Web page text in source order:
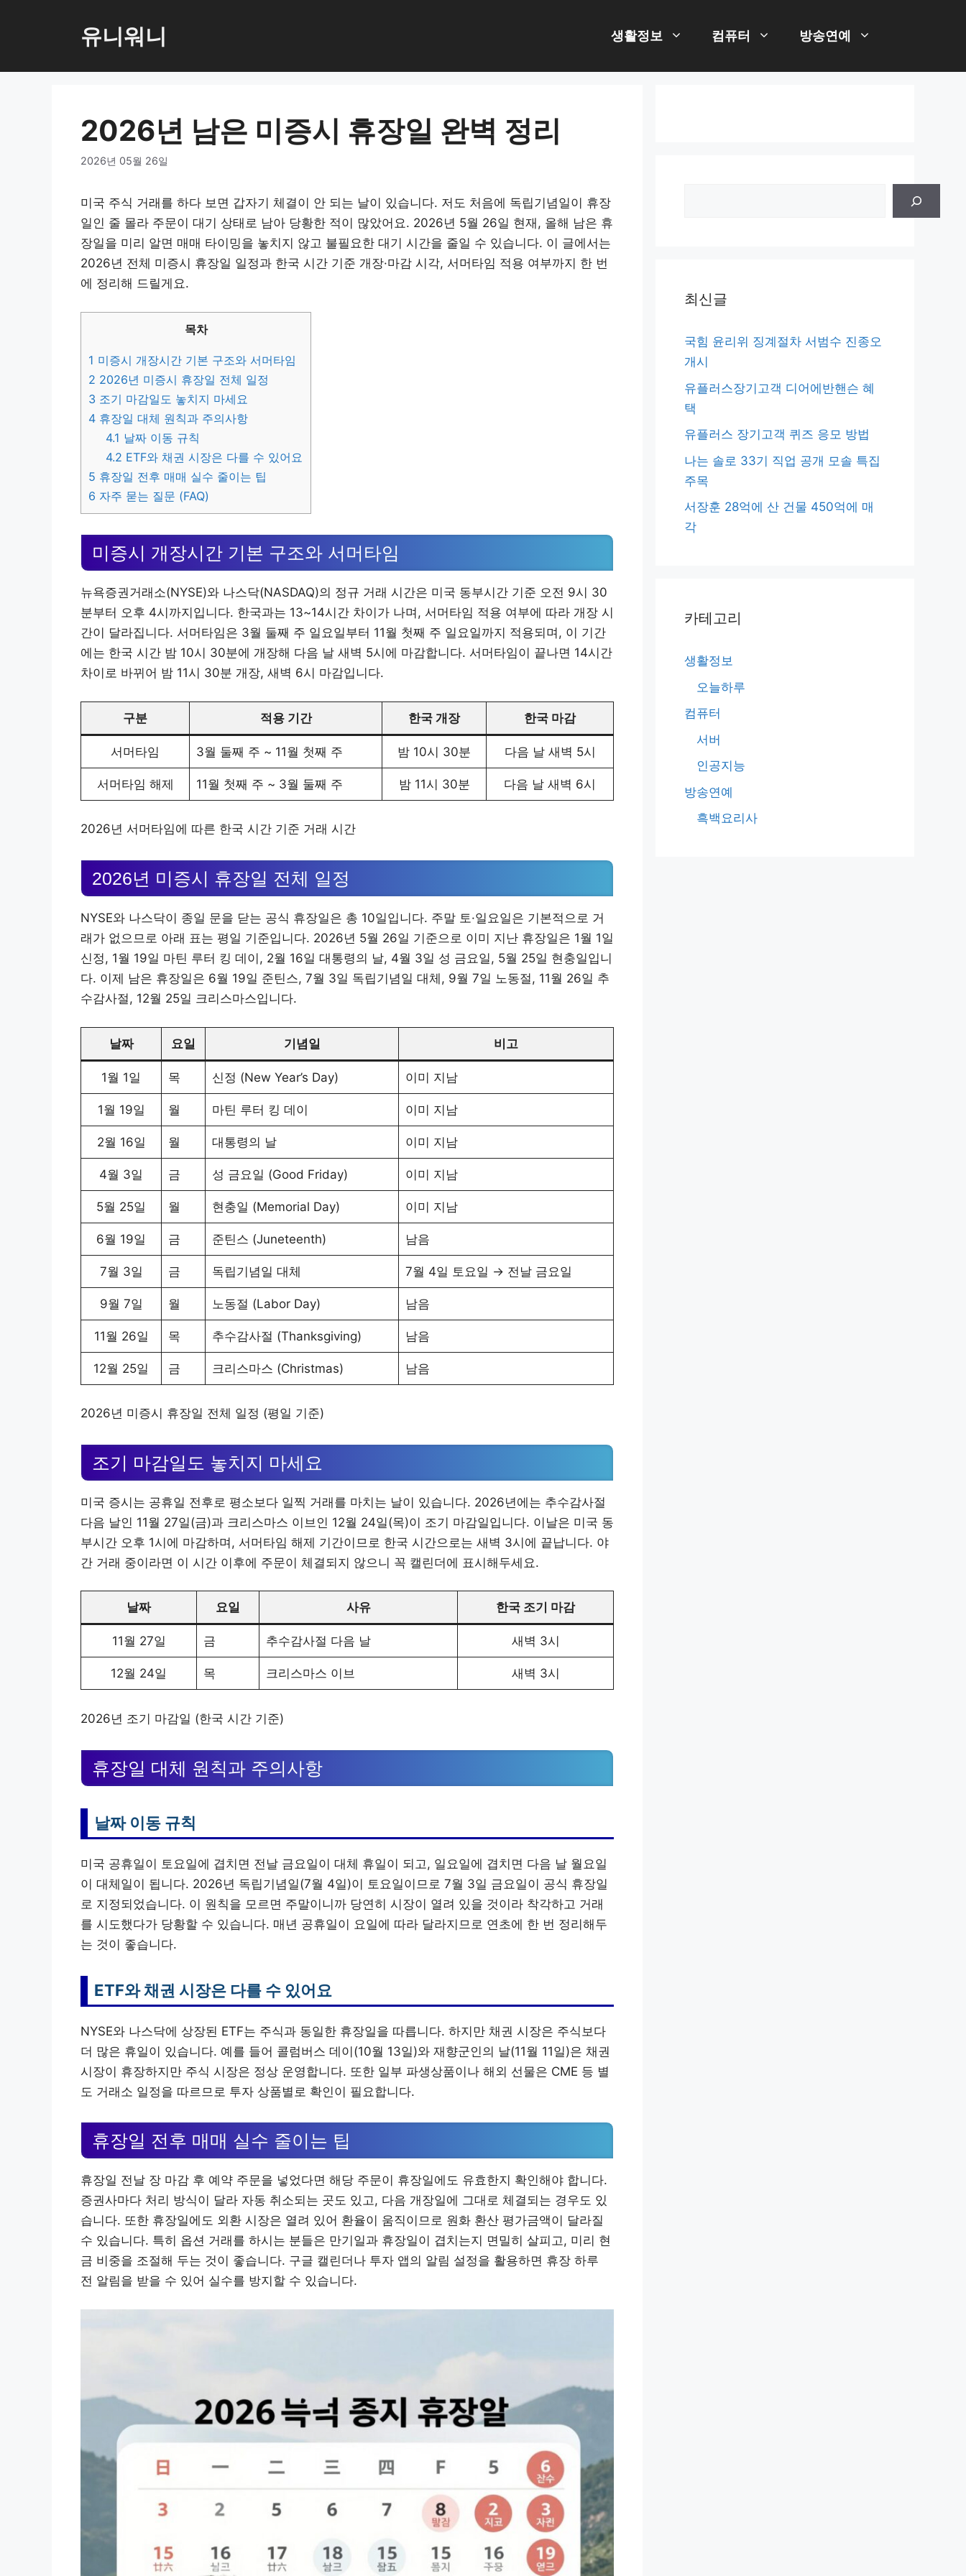
로
유니워니 생활정보 컴퓨터 방송연예
2026년 남은 미증시 휴장일 완벽 정리
2026년 05월 26일
미국 주식 거래를 하다 보면 갑자기 체결이 안 되는 날이 있습니다. 저도 처음에 독립기념일이 휴장
일인 줄 몰라 주문이 대기 상태로 남아 당황한 적이 많았어요. 2026년 5월 26일 현재, 올해 남은 휴
장일을 미리 알면 매매 타이밍을 놓치지 않고 불필요한 대기 시간을 줄일 수 있습니다. 이 글에서는
2026년 전체 미증시 휴장일 일정과 한국 시간 기준 개장·마감 시각, 서머타임 적용 여부까지 한 번
에 정리해 드릴게요.
목차
1 미증시 개장시간 기본 구조와 서머타임
2 2026년 미증시 휴장일 전체 일정
3 조기 마감일도 놓치지 마세요
4 휴장일 대체 원칙과 주의사항
4.1 날짜 이동 규칙
4.2 ETF와 채권 시장은 다를 수 있어요
5 휴장일 전후 매매 실수 줄이는 팁
6 자주 묻는 질문 (FAQ)
미증시 개장시간 기본 구조와 서머타임
뉴욕증권거래소(NYSE)와 나스닥(NASDAQ)의 정규 거래 시간은 미국 동부시간 기준 오전 9시 30
분부터 오후 4시까지입니다. 한국과는 13~14시간 차이가 나며, 서머타임 적용 여부에 따라 개장 시
간이 달라집니다. 서머타임은 3월 둘째 주 일요일부터 11월 첫째 주 일요일까지 적용되며, 이 기간
에는 한국 시간 밤 10시 30분에 개장해 다음 날 새벽 5시에 마감합니다. 서머타임이 끝나면 14시간
차이로 바뀌어 밤 11시 30분 개장, 새벽 6시 마감입니다.
구분 적용 기간 한국 개장 한국 마감
서머타임 3월 둘째 주 ~ 11월 첫째 주 밤 10시 30분 다음 날 새벽 5시
서머타임 해제 11월 첫째 주 ~ 3월 둘째 주 밤 11시 30분 다음 날 새벽 6시
2026년 서머타임에 따른 한국 시간 기준 거래 시간
2026년 미증시 휴장일 전체 일정
NYSE와 나스닥이 종일 문을 닫는 공식 휴장일은 총 10일입니다. 주말 토·일요일은 기본적으로 거
래가 없으므로 아래 표는 평일 기준입니다. 2026년 5월 26일 기준으로 이미 지난 휴장일은 1월 1일
신정, 1월 19일 마틴 루터 킹 데이, 2월 16일 대통령의 날, 4월 3일 성 금요일, 5월 25일 현충일입니
다. 이제 남은 휴장일은 6월 19일 준틴스, 7월 3일 독립기념일 대체, 9월 7일 노동절, 11월 26일 추
수감사절, 12월 25일 크리스마스입니다.
날짜 요일 기념일 비고
1월 1일 목 신정 (New Year’s Day) 이미 지남
1월 19일 월 마틴 루터 킹 데이 이미 지남
2월 16일 월 대통령의 날 이미 지남
4월 3일 금 성 금요일 (Good Friday) 이미 지남
5월 25일 월 현충일 (Memorial Day) 이미 지남
6월 19일 금 준틴스 (Juneteenth) 남음
7월 3일 금 독립기념일 대체 7월 4일 토요일 → 전날 금요일
9월 7일 월 노동절 (Labor Day) 남음
11월 26일 목 추수감사절 (Thanksgiving) 남음
12월 25일 금 크리스마스 (Christmas) 남음
2026년 미증시 휴장일 전체 일정 (평일 기준)
조기 마감일도 놓치지 마세요
미국 증시는 공휴일 전후로 평소보다 일찍 거래를 마치는 날이 있습니다. 2026년에는 추수감사절
다음 날인 11월 27일(금)과 크리스마스 이브인 12월 24일(목)이 조기 마감일입니다. 이날은 미국 동
부시간 오후 1시에 마감하며, 서머타임 해제 기간이므로 한국 시간으로는 새벽 3시에 끝납니다. 야
간 거래 중이라면 이 시간 이후에 주문이 체결되지 않으니 꼭 캘린더에 표시해두세요.
날짜 요일 사유 한국 조기 마감
11월 27일 금 추수감사절 다음 날 새벽 3시
12월 24일 목 크리스마스 이브 새벽 3시
2026년 조기 마감일 (한국 시간 기준)
휴장일 대체 원칙과 주의사항
날짜 이동 규칙
미국 공휴일이 토요일에 겹치면 전날 금요일이 대체 휴일이 되고, 일요일에 겹치면 다음 날 월요일
이 대체일이 됩니다. 2026년 독립기념일(7월 4일)이 토요일이므로 7월 3일 금요일이 공식 휴장일
로 지정되었습니다. 이 원칙을 모르면 주말이니까 당연히 시장이 열려 있을 것이라 착각하고 거래
를 시도했다가 당황할 수 있습니다. 매년 공휴일이 요일에 따라 달라지므로 연초에 한 번 정리해두
는 것이 좋습니다.
ETF와 채권 시장은 다를 수 있어요
NYSE와 나스닥에 상장된 ETF는 주식과 동일한 휴장일을 따릅니다. 하지만 채권 시장은 주식보다
더 많은 휴일이 있습니다. 예를 들어 콜럼버스 데이(10월 13일)와 재향군인의 날(11월 11일)은 채권
시장이 휴장하지만 주식 시장은 정상 운영합니다. 또한 일부 파생상품이나 해외 선물은 CME 등 별
도 거래소 일정을 따르므로 투자 상품별로 확인이 필요합니다.
휴장일 전후 매매 실수 줄이는 팁
휴장일 전날 장 마감 후 예약 주문을 넣었다면 해당 주문이 휴장일에도 유효한지 확인해야 합니다.
증권사마다 처리 방식이 달라 자동 취소되는 곳도 있고, 다음 개장일에 그대로 체결되는 경우도 있
습니다. 또한 휴장일에도 외환 시장은 열려 있어 환율이 움직이므로 원화 환산 평가금액이 달라질
수 있습니다. 특히 옵션 거래를 하시는 분들은 만기일과 휴장일이 겹치는지 면밀히 살피고, 미리 현
금 비중을 조절해 두는 것이 좋습니다. 구글 캘린더나 투자 앱의 알림 설정을 활용하면 휴장 하루
전 알림을 받을 수 있어 실수를 방지할 수 있습니다.
최신글
국힘 윤리위 징계절차 서범수 진종오
개시
유플러스장기고객 디어에반핸슨 혜
택
유플러스 장기고객 퀴즈 응모 방법
나는 솔로 33기 직업 공개 모솔 특집
주목
서장훈 28억에 산 건물 450억에 매
각
카테고리
생활정보
오늘하루
컴퓨터
서버
인공지능
방송연예
흑백요리사